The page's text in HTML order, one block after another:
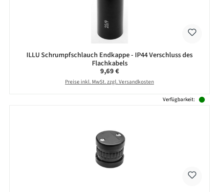
ILLU Schrumpfschlauch Endkappe - IP44 Verschluss des
Flachkabels
Regulärer Preis:
9,69 €
Preise inkl. MwSt. zzgl. Versandkosten
Verfügbarkeit: